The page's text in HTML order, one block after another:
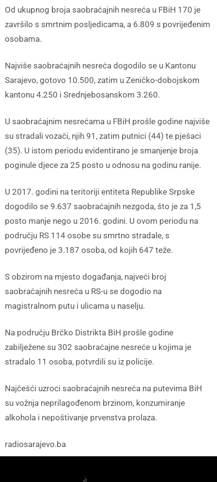
Od ukupnog broja saobraćajnih nesreća u FBiH 170 je
završilo s smrtnim posljedicama, a 6.809 s povrijeđenim
osobama.
Najviše saobraćajnih nesreća dogodilo se u Kantonu
Sarajevo, gotovo 10.500, zatim u Zeničko-dobojskom
kantonu 4.250 i Srednjebosanskom 3.260.
U saobraćajnim nesrećama u FBiH prošle godine najviše
su stradali vozači, njih 91, zatim putnici (44) te pješaci
(35). U istom periodu evidentirano je smanjenje broja
poginule djece za 25 posto u odnosu na godinu ranije.
U 2017. godini na teritoriji entiteta Republike Srpske
dogodilo se 9.637 saobraćajnih nezgoda, što je za 1,5
posto manje nego u 2016. godini. U ovom periodu na
području RS 114 osobe su smrtno stradale, s
povrijeđeno je 3.187 osoba, od kojih 647 teže.
S obzirom na mjesto događanja, najveći broj
saobraćajnih nesreća u RS-u se dogodio na
magistralnom putu i ulicama u naselju.
Na području Brčko Distrikta BiH prošle godine
zabilježene su 302 saobraćajne nesreće u kojima je
stradalo 11 osoba, potvrdili su iz policije.
Najčešći uzroci saobraćajnih nesreća na putevima BiH
su vožnja neprilagođenom brzinom, konzumiranje
alkohola i nepoštivanje prvenstva prolaza.
radiosarajevo.ba